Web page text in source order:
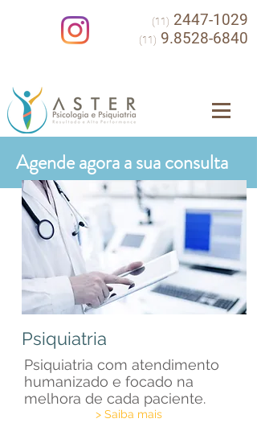
(11) 2447-1029
(11) 9.8528-6840
Agende agora a sua consulta
Psiquiatria
Psiquiatria com atendimento
humanizado e focado na
melhora de cada paciente.
> Saiba mais